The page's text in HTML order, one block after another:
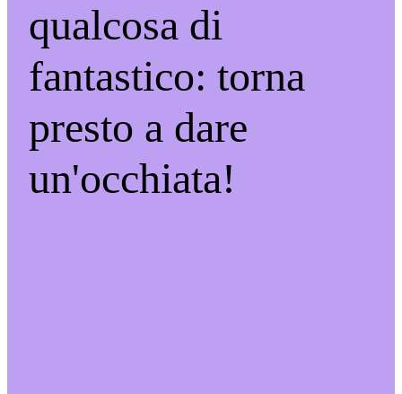
qualcosa di
fantastico: torna
presto a dare
un'occhiata!